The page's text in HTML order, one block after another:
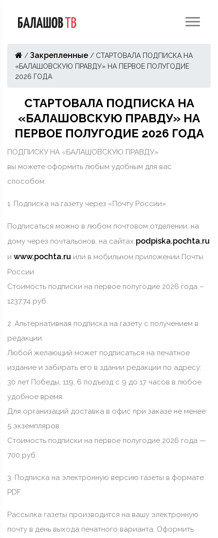
/ Закрепленные / СТАРТОВАЛА ПОДПИСКА НА
«БАЛАШОВСКУЮ ПРАВДУ» НА ПЕРВОЕ ПОЛУГОДИЕ
2026 ГОДА
СТАРТОВАЛА ПОДПИСКА НА
«БАЛАШОВСКУЮ ПРАВДУ» НА
ПЕРВОЕ ПОЛУГОДИЕ 2026 ГОДА
ПОДПИСКУ НА «БАЛАШОВСКУЮ ПРАВДУ»
вы можете оформить любым удобным для вас
способом:
1. Подписка на газету через «Почту России».
Подписаться можно в любом почтовом отделении, на
дому через почтальонов, на сайтах podpiska.pochta.ru
и www.pochta.ru или в мобильном приложении Почты
России
Стоимость подписки на первое полугодие 2026 года –
1237,74 руб.
2. Альтернативная подписка на газету с получением в
редакции.
Любой желающий может подписаться на печатное
издание и забирать его в здании редакции по адресу:
30 лет Победы, 119, 6 подъезд с 9 до 17 часов в любое
удобное время.
Для организаций доставка в офис при заказе не менее
5 экземпляров.
Стоимость подписки на первое полугодие 2026 года —
700 руб.
3. Подписка на электронную версию газеты в формате
PDF.
Рассылка газеты производится на вашу электронную
почту в день выхода печатного варианта. Оформить